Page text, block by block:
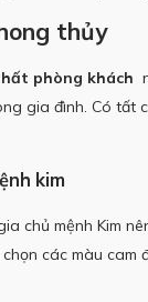
thủy
phòng khách
gia đình. Có tất
kim
chủ mệnh Kim
các màu cam